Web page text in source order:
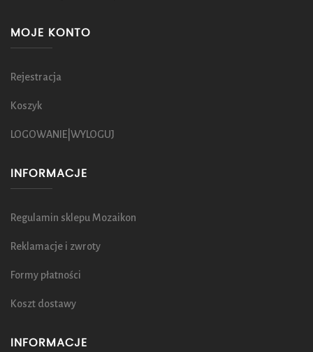
MOJE KONTO
Rejestracja
Koszyk
LOGOWANIE|WYLOGUJ
INFORMACJE
Regulamin sklepu Mozaikon
Reklamacje i zwroty
Formy płatności
Koszt dostawy
INFORMACJE